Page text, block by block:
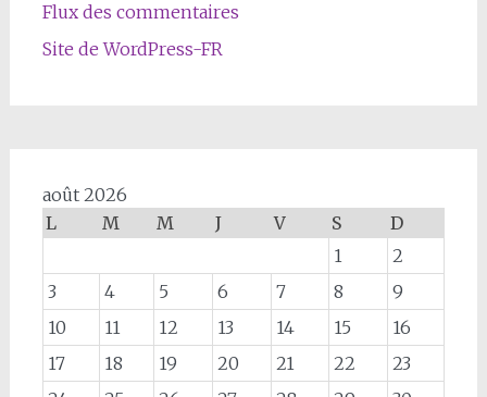
Flux des commentaires
Site de WordPress-FR
août 2026
L
M M J V S
D
1
2
3
4 5 6 7 8
9
10
11 12 13 14 15
16
17
18 19 20 21 22
23